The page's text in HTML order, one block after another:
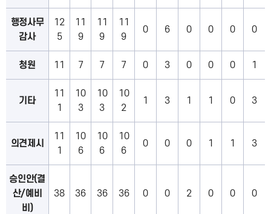
행정사무
감사
12
5
11
9
11
9
11
9
0 6 0 0 0 0
청원 11 7 7 7 0 3 0 0 0 1
기타
11
1
10
3
10
3
10
2
1 3 1 1 0 3
의견제시
11
1
10
6
10
6
10
6
0 0 0 1 1 3
승인안(결
산/예비
비)
38 36 36 36 0 0 2 0 0 0